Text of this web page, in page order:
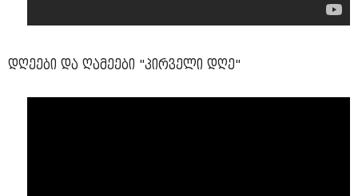
დღეები და ღამეები "პირველი დღე"